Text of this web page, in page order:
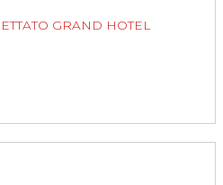
GRAND HOTEL